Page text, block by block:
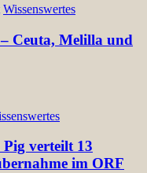
Wissenswertes
Ceuta, Melilla und
verteilt 13
im ORF